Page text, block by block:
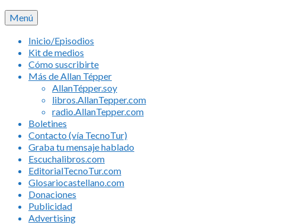
Menú
Inicio/Episodios
Kit de medios
Cómo suscribirte
Más de Allan Tépper
AllanTépper.soy
libros.AllanTepper.com
radio.AllanTepper.com
Boletines
Contacto (vía TecnoTur)
Graba tu mensaje hablado
Escuchalibros.com
EditorialTecnoTur.com
Glosariocastellano.com
Donaciones
Publicidad
Advertising